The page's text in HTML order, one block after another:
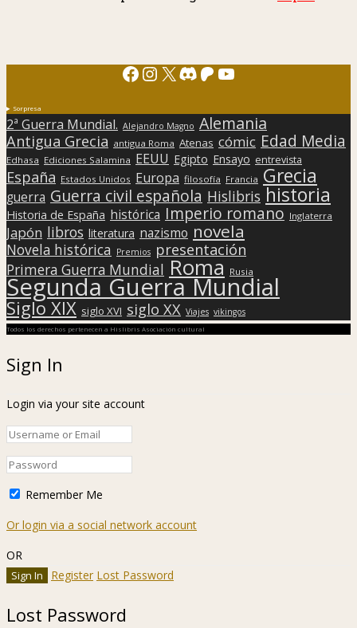
Facebook
Instagram
X Discord
Patreon
YouTube
Sorpresa
2ª Guerra Mundial. Alejandro Magno Alemania
Antigua Grecia antigua Roma Atenas cómic Edad Media
Edhasa Ediciones Salamina EEUU Egipto Ensayo entrevista
España Estados Unidos Europa filosofía Francia Grecia
guerra Guerra civil española Hislibris historia
Historia de España histórica Imperio romano Inglaterra
Japón libros literatura nazismo novela
Novela histórica Premios presentación
Primera Guerra Mundial Roma Rusia
Segunda Guerra Mundial
Siglo XIX siglo XVI siglo XX Viajes vikingos
Todos los derechos pertenecen a Hislibris Asociación cultural
Sign In
Login via your site account
Remember Me
Or login via a social network account
OR
Register Lost Password
Lost Password